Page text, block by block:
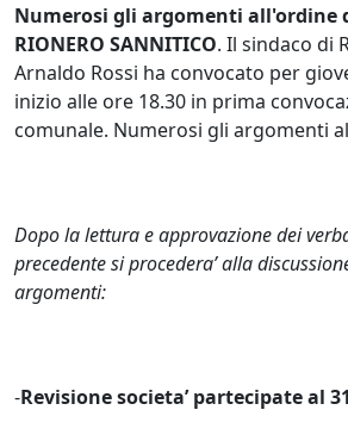
Numerosi gli argomenti all'ordine
RIONERO SANNITICO. Il sindaco di
Arnaldo Rossi ha convocato per
inizio alle ore 18.30 in prima
comunale. Numerosi gli argomenti
Dopo la lettura e approvazione dei
precedente si procedera’ alla
argomenti:
-Revisione societa’ partecipate al